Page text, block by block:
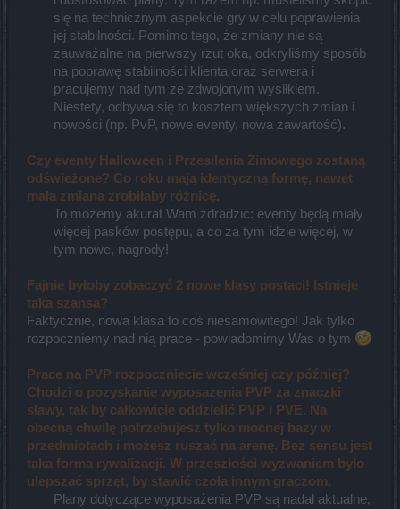
się na technicznym aspekcie gry w celu poprawienia
jej stabilności. Pomimo tego, że zmiany nie są
zauważalne na pierwszy rzut oka, odkryliśmy sposób
na poprawę stabilności klienta oraz serwera i
pracujemy nad tym ze zdwojonym wysiłkiem.
Niestety, odbywa się to kosztem większych zmian i
nowości (np. PvP, nowe eventy, nowa zawartość).
Czy eventy Halloween i Przesilenia Zimowego zostaną
odświeżone? Co roku mają identyczną formę, nawet
mała zmiana zrobiłaby różnicę.
To możemy akurat Wam zdradzić: eventy będą miały
więcej pasków postępu, a co za tym idzie więcej, w
tym nowe, nagrody!​
Fajnie byłoby zobaczyć 2 nowe klasy postaci! Istnieje
taka szansa?
Faktycznie, nowa klasa to coś niesamowitego! Jak tylko
rozpoczniemy nad nią prace - powiadomimy Was o tym
Prace na PVP rozpoczniecie wcześniej czy później?
Chodzi o pozyskanie wyposażenia PVP za znaczki
sławy, tak by całkowicie oddzielić PVP i PVE. Na
obecną chwilę potrzebujesz tylko mocnej bazy w
przedmiotach i możesz ruszać na arenę. Bez sensu jest
taka forma rywalizacji. W przeszłości wyzwaniem było
ulepszać sprzęt, by stawić czoła innym graczom.
Plany dotyczące wyposażenia PVP są nadal aktualne,